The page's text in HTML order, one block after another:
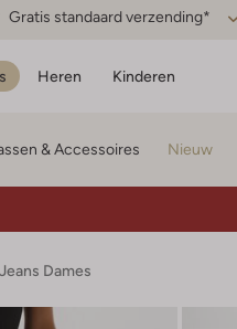
Gratis standaard verzending*
Heren Kinderen
& Accessoires Nieuw
Jeans Dames